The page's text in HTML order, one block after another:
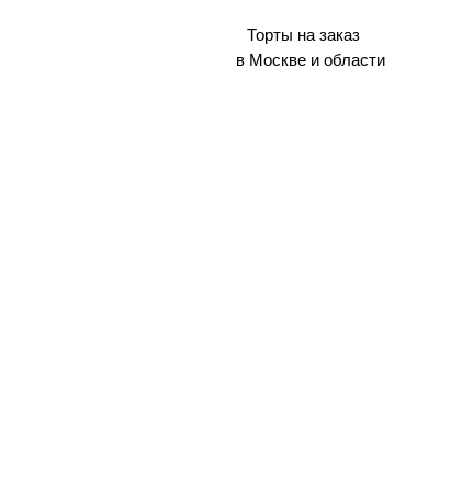
Торты на заказ
в Москве и области